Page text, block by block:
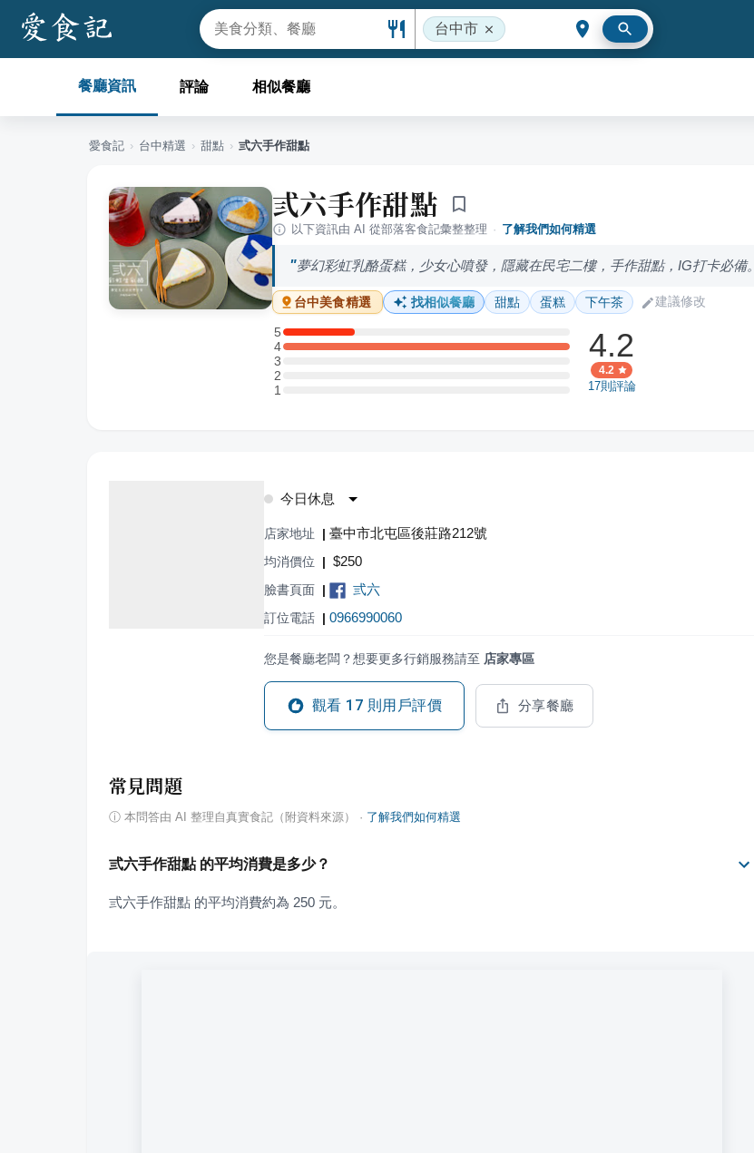
台中市
餐廳資訊 評論 相似餐廳
愛食記 › 台中精選 › 甜點 › 弎六手作甜點
弎六手作甜點
以下資訊由 AI 從部落客食記彙整整理 · 了解我們如何精選
夢幻彩虹乳酪蛋糕，少女心噴發，隱藏在民宅二樓，手作甜點，IG打卡必備。
台中美食精選 找相似餐廳 甜點 蛋糕 下午茶 建議修改
5
5 星：1 則評論
4
4 星：4 則評論
3
3 星：0 則評論
2
2 星：0 則評論
11 星：0 則評論
4.2
4.2
17則評論
今日休息
店家地址 | 臺中市北屯區後莊路212號
均消價位 | $250
臉書頁面 | 弎六
訂位電話 | 0966990060
您是餐廳老闆？想要更多行銷服務請至 店家專區
觀看 17 則用戶評價 分享餐廳
常見問題
ⓘ 本問答由 AI 整理自真實食記（附資料來源） · 了解我們如何精選
弎六手作甜點 的平均消費是多少？
弎六手作甜點 的平均消費約為 250 元。